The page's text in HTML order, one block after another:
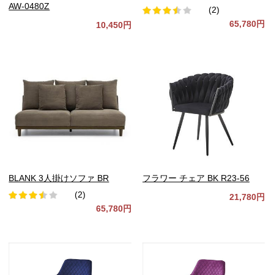
AW-0480Z
10,450円
(2)
65,780円
BLANK 3人掛けソファ BR
(2)
65,780円
フラワー チェア BK R23-56
21,780円